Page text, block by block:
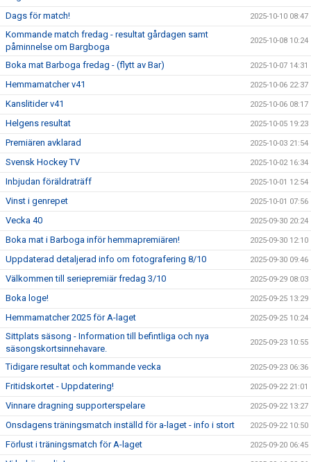
Dags för match! 2025-10-10 08:47
Kommande match fredag - resultat gårdagen samt
påminnelse om Bargboga
2025-10-08 10:24
Boka mat Barboga fredag - (flytt av Bar) 2025-10-07 14:31
Hemmamatcher v41 2025-10-06 22:37
Kanslitider v41 2025-10-06 08:17
Helgens resultat 2025-10-05 19:23
Premiären avklarad 2025-10-03 21:54
Svensk Hockey TV 2025-10-02 16:34
Inbjudan föräldraträff 2025-10-01 12:54
Vinst i genrepet 2025-10-01 07:56
Vecka 40 2025-09-30 20:24
Boka mat i Barboga inför hemmapremiären! 2025-09-30 12:10
Uppdaterad detaljerad info om fotografering 8/10 2025-09-30 09:46
Välkommen till seriepremiär fredag 3/10 2025-09-29 08:03
Boka loge! 2025-09-25 13:29
Hemmamatcher 2025 för A-laget 2025-09-25 10:24
Sittplats säsong - Information till befintliga och nya
säsongskortsinnehavare.
2025-09-23 10:55
Tidigare resultat och kommande vecka 2025-09-23 06:36
Fritidskortet - Uppdatering! 2025-09-22 21:01
Vinnare dragning supporterspelare 2025-09-22 13:27
Onsdagens träningsmatch inställd för a-laget - info i stort 2025-09-22 10:50
Förlust i träningsmatch för A-laget 2025-09-20 06:45